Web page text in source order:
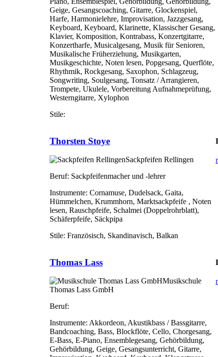
Geige, Gesangscoaching, Gitarre, Glockenspiel,
Harfe, Harmonielehre, Improvisation, Jazzgesang,
Keyboard, Keyboard, Klarinette, Klassischer Gesang,
Klavier, Komposition, Kontrabass, Konzertgitarre,
Konzertharfe, Musicalgesang, Musik für Senioren,
Musikalische Früherziehung, Musikgarten,
Musikgeschichte, Noten lesen, Popgesang, Querflöte,
Rhythmik, Rockgesang, Saxophon, Schlagzeug,
Songwriting, Soulgesang, Tonsatz / Arrangieren,
Trompete, Ukulele, Vorbereitung Aufnahmeprüfung,
Westerngitarre, Xylophon
Stile:
Thorsten Stoye
Sackpfeifen Rellingen
Beruf: Sackpfeifenmacher und -lehrer
Instrumente: Cornamuse, Dudelsack, Gaita,
Hümmelchen, Krummhorn, Marktsackpfeife , Noten
lesen, Rauschpfeife, Schalmei (Doppelrohrblatt),
Schäferpfeife, Säckpipa
Stile: Französisch, Skandinavisch, Balkan
Thomas Lass
Musikschule
Thomas Lass GmbH
Beruf:
Instrumente: Akkordeon, Akustikbass / Bassgitarre,
Bandcoaching, Bass, Blockflöte, Cello, Chorgesang,
E-Bass, E-Piano, Ensemblegesang, Gehörbildung,
Gehörbildung, Geige, Gesangsunterricht, Gitarre,